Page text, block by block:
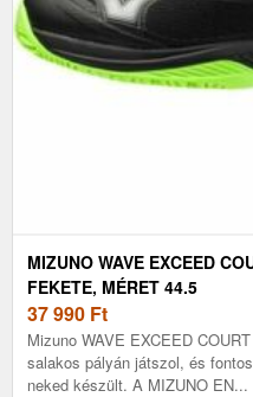
MIZUNO WAVE EXCEED
FEKETE, MÉRET 44.5
37 990 Ft
Mizuno WAVE EXCEED
salakos pályán játszol, és
neked készült. A MIZUNO EN...